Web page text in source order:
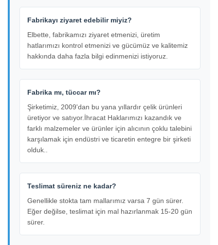
Fabrikayı ziyaret edebilir miyiz?
Elbette, fabrikamızı ziyaret etmenizi, üretim
hatlarımızı kontrol etmenizi ve gücümüz ve kalitemiz
hakkında daha fazla bilgi edinmenizi istiyoruz.
Fabrika mı, tüccar mı?
Şirketimiz, 2009'dan bu yana yıllardır çelik ürünleri
üretiyor ve satıyor.İhracat Haklarımızı kazandık ve
farklı malzemeler ve ürünler için alıcının çoklu talebini
karşılamak için endüstri ve ticaretin entegre bir şirketi
olduk..
Teslimat süreniz ne kadar?
Genellikle stokta tam mallarımız varsa 7 gün sürer.
Eğer değilse, teslimat için mal hazırlanmak 15-20 gün
sürer.